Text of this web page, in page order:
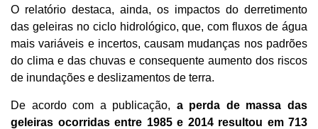
O relatório destaca, ainda, os impactos do derretimento
das geleiras no ciclo hidrológico, que, com fluxos de água
mais variáveis e incertos, causam mudanças nos padrões
do clima e das chuvas e consequente aumento dos riscos
de inundações e deslizamentos de terra.
De acordo com a publicação, a perda de massa das
geleiras ocorridas entre 1985 e 2014 resultou em 713